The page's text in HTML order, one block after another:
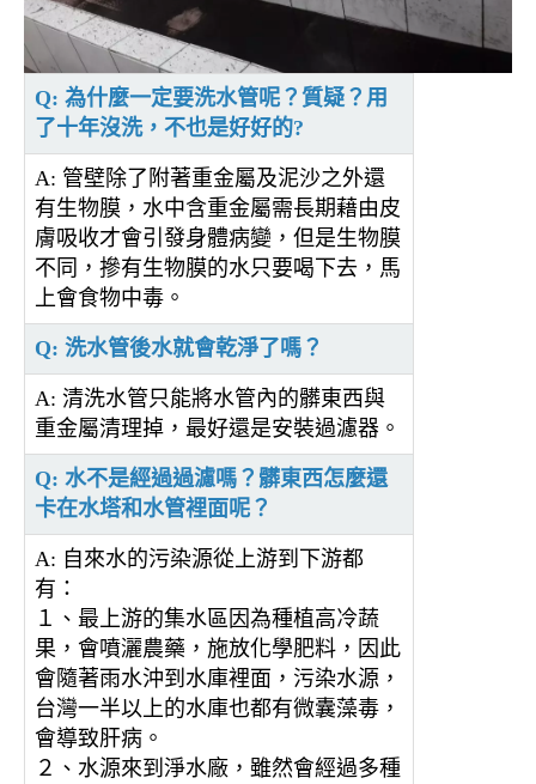
Q: 為什麼一定要洗水管呢？質疑？用
了十年沒洗，不也是好好的?
A: 管壁除了附著重金屬及泥沙之外還
有生物膜，水中含重金屬需長期藉由皮
膚吸收才會引發身體病變，但是生物膜
不同，摻有生物膜的水只要喝下去，馬
上會食物中毒。
Q: 洗水管後水就會乾淨了嗎？
A: 清洗水管只能將水管內的髒東西與
重金屬清理掉，最好還是安裝過濾器。
Q: 水不是經過過濾嗎？髒東西怎麼還
卡在水塔和水管裡面呢？
A: 自來水的污染源從上游到下游都
有：
１、最上游的集水區因為種植高冷蔬
果，會噴灑農藥，施放化學肥料，因此
會隨著雨水沖到水庫裡面，污染水源，
台灣一半以上的水庫也都有微囊藻毒，
會導致肝病。
２、水源來到淨水廠，雖然會經過多種